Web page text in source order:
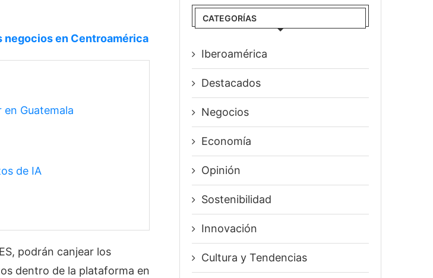
negocios en Centroamérica
Guatemala
de IA
podrán canjear los
dentro de la plataforma en
CATEGORÍAS
Iberoamérica
Destacados
Negocios
Economía
Opinión
Sostenibilidad
Innovación
⁠Cultura y Tendencias